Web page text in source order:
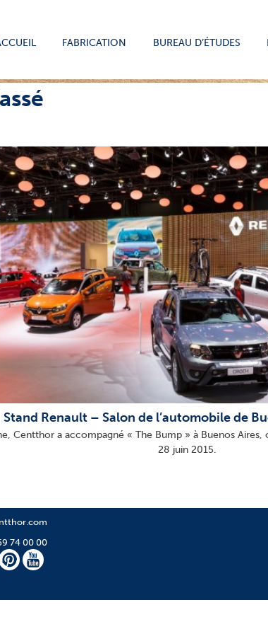
FABRICATION BUREAU D’ÉTUDES
Stand Renault – Salon de l’automobile de
Centthor a accompagné « The Bump » à Buenos
28 juin 2015.
74 00 00